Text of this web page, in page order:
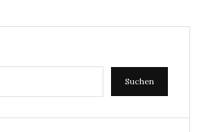
Suchen